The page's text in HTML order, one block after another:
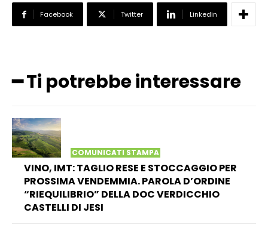
Facebook Twitter Linkedin
━ Ti potrebbe interessare
COMUNICATI STAMPA
VINO, IMT: TAGLIO RESE E STOCCAGGIO PER
PROSSIMA VENDEMMIA. PAROLA D’ORDINE
“RIEQUILIBRIO” DELLA DOC VERDICCHIO
CASTELLI DI JESI